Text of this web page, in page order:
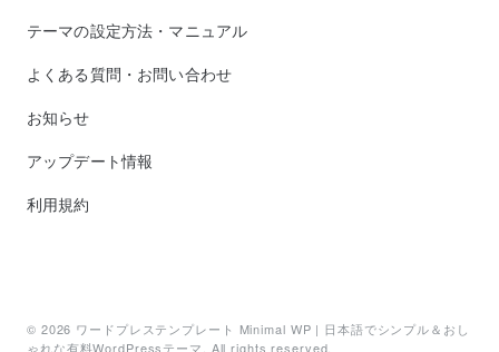
テーマの設定方法・マニュアル
よくある質問・お問い合わせ
お知らせ
アップデート情報
利用規約
© 2026 ワードプレステンプレート Minimal WP | 日本語でシンプル＆おし
ゃれな有料WordPressテーマ
. All rights reserved.